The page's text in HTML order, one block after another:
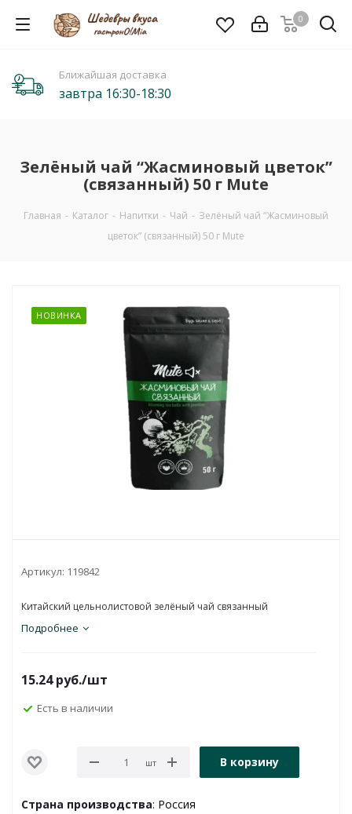
0
Ближайшая доставка
завтра 16:30-18:30
Зелёный чай “Жасминовый цветок”
(связанный) 50 г Mute
Главная - Каталог - Напитки - Чай - Зелёный чай “Жасминовый
цветок” (связанный) 50 г Mute
НОВИНКА
Артикул: 119842
Китайский цельнолистовой зелёный чай связанный
Подробнее
15.24руб./шт
Есть в наличии
шт В корзину
Страна производства: Россия